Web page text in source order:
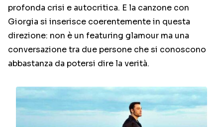
profonda crisi e autocritica. E la canzone con
Giorgia si inserisce coerentemente in questa
direzione: non è un featuring glamour ma una
conversazione tra due persone che si conoscono
abbastanza da potersi dire la verità.